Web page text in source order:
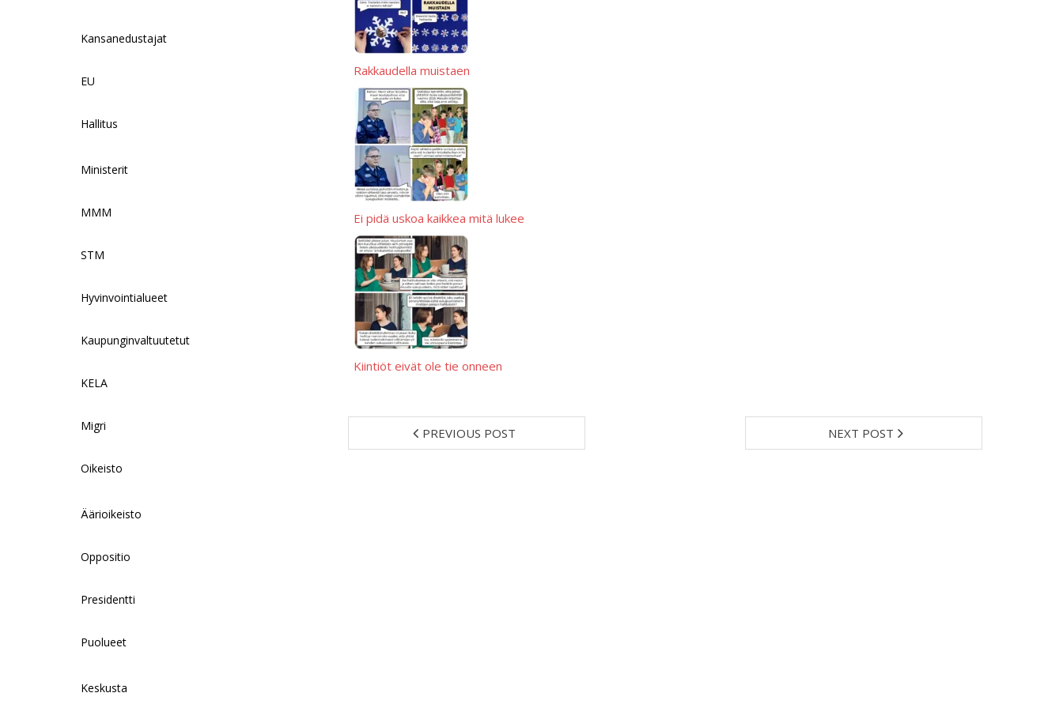
Rakkaudella muistaen
Ei pidä uskoa kaikkea mitä lukee
Kiintiöt eivät ole tie onneen
PREVIOUS POST NEXT POST
Kansanedustajat
EU
Hallitus
Ministerit
MMM
STM
Hyvinvointialueet
Kaupunginvaltuutetut
KELA
Migri
Oikeisto
Äärioikeisto
Oppositio
Presidentti
Puolueet
Keskusta